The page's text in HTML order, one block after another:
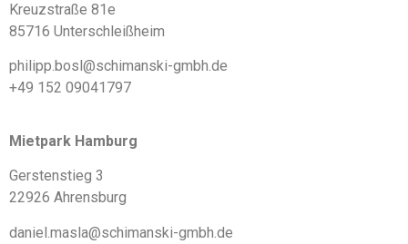
Kreuzstraße 81e
85716 Unterschleißheim
philipp.bosl@schimanski-gmbh.de
+49 152 09041797
Mietpark Hamburg
Gerstenstieg 3
22926 Ahrensburg
daniel.masla@schimanski-gmbh.de